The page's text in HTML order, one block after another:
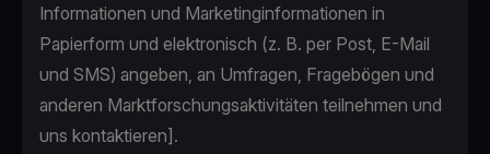
Informationen und Marketinginformationen in
Papierform und elektronisch (z. B. per Post, E-Mail
und SMS) angeben, an Umfragen, Fragebögen und
anderen Marktforschungsaktivitäten teilnehmen und
uns kontaktieren].